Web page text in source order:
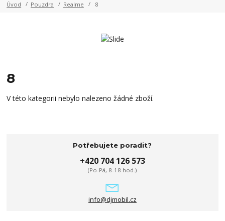
Úvod Pouzdra Realme 8
8
V této kategorii nebylo nalezeno žádné zboží.
Potřebujete poradit?
+420 704 126 573
(Po-Pá, 8-18 hod.)
info@djmobil.cz